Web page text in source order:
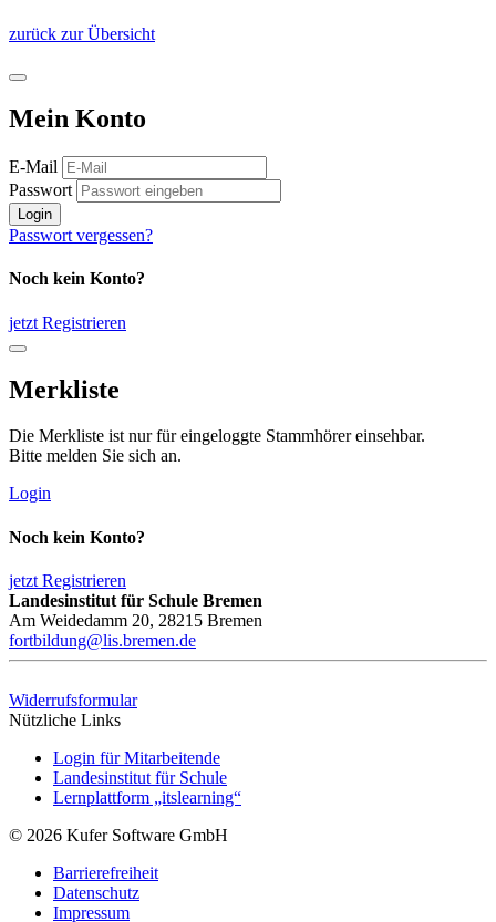
zurück zur Übersicht
Mein Konto
E-Mail
Passwort
Login
Passwort vergessen?
Noch kein Konto?
jetzt Registrieren
Merkliste
Die Merkliste ist nur für eingeloggte Stammhörer einsehbar.
Bitte melden Sie sich an.
Login
Noch kein Konto?
jetzt Registrieren
Landesinstitut für Schule Bremen
Am Weidedamm 20, 28215 Bremen
fortbildung@lis.bremen.de
Widerrufsformular
Nützliche Links
Login für Mitarbeitende
Landesinstitut für Schule
Lernplattform „itslearning“
© 2026 Kufer Software GmbH
Barrierefreiheit
Datenschutz
Impressum